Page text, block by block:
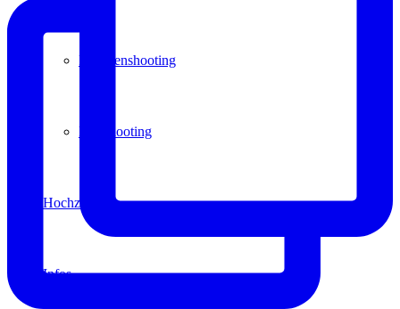
Familienshooting
Paarshooting
Hochzeit
Infos